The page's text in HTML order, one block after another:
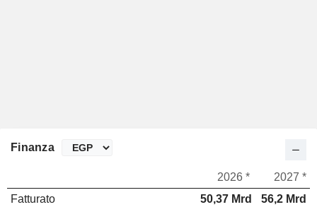
Finanza
2026 *
2027 *
Fatturato
50,37 Mrd
56,2 Mrd